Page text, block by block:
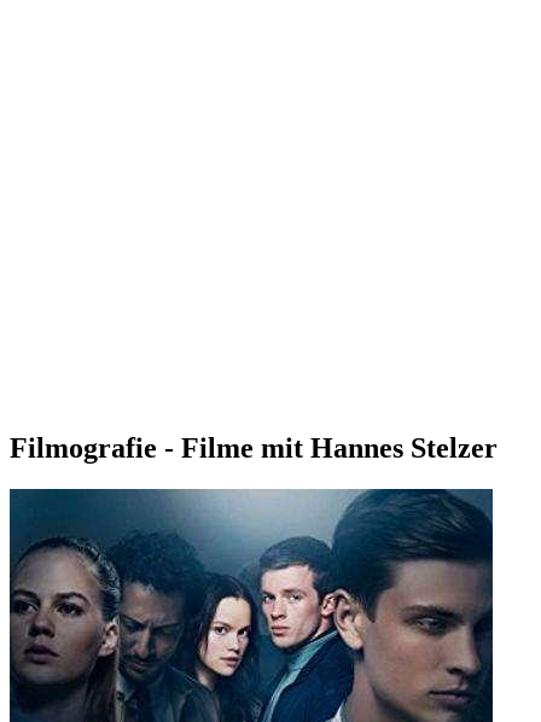
Filmografie - Filme mit Hannes Stelzer